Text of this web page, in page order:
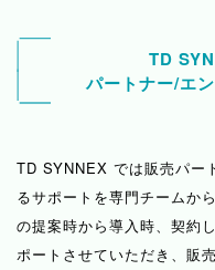
引用 https://
8-layerx-azure-ai-
りされていた図面
りました。加えて
引用 /blog/cloud/how-
課題
限られたリソース
トの最適化
TD
パートナー/エ
TD SYNNEX では販売パー
るサポートを専門チームか
の提案時から導入時、契約
ポートさせていただき、 販